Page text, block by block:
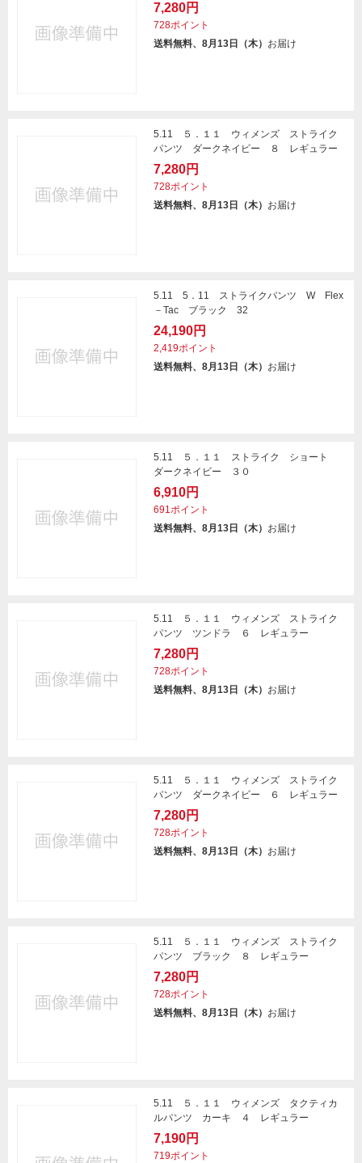
7,280円
728ポイント
送料無料、8月13日（木） お届け
5.11 ５．１１ ウィメンズ ストライク
パンツ ダークネイビー ８ レギュラー
7,280円
728ポイント
送料無料、8月13日（木） お届け
5.11 5．11 ストライクパンツ W Flex
－Tac ブラック 32
24,190円
2,419ポイント
送料無料、8月13日（木） お届け
5.11 ５．１１ ストライク ショート
ダークネイビー ３０
6,910円
691ポイント
送料無料、8月13日（木） お届け
5.11 ５．１１ ウィメンズ ストライク
パンツ ツンドラ ６ レギュラー
7,280円
728ポイント
送料無料、8月13日（木） お届け
5.11 ５．１１ ウィメンズ ストライク
パンツ ダークネイビー ６ レギュラー
7,280円
728ポイント
送料無料、8月13日（木） お届け
5.11 ５．１１ ウィメンズ ストライク
パンツ ブラック ８ レギュラー
7,280円
728ポイント
送料無料、8月13日（木） お届け
5.11 ５．１１ ウィメンズ タクティカ
ルパンツ カーキ ４ レギュラー
7,190円
719ポイント